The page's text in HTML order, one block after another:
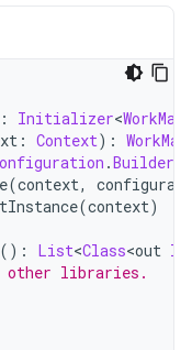
: Initializer<
: Context):
.Builder
(context,
(context)
(): List<Class<out
other libraries.